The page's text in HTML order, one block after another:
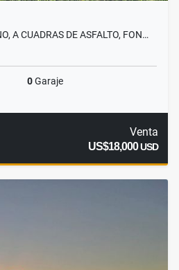
A CUADRAS DE ASFALTO, FON…
0Garaje
Venta
US$18,000USD